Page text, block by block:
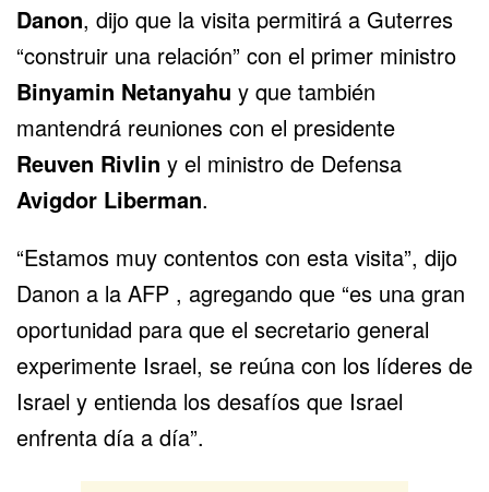
Danon, dijo que la visita permitirá a Guterres
“construir una relación” con el primer ministro
Binyamin Netanyahu y que también
mantendrá reuniones con el presidente
Reuven Rivlin y el ministro de Defensa
Avigdor Liberman.
“Estamos muy contentos con esta visita”, dijo
Danon a la AFP , agregando que “es una gran
oportunidad para que el secretario general
experimente Israel, se reúna con los líderes de
Israel y entienda los desafíos que Israel
enfrenta día a día”.